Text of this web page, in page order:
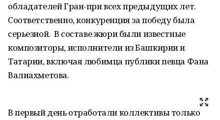
обладателей Гран-при всех предыдущих лет.
Соответственно, конкуренция за победу была
серьезной. В составе жюри были известные
композиторы, исполнители из Башкирии и
Татарии, включая любимца публики певца Фана
Валиахметова.
В первый день отработали коллективы только